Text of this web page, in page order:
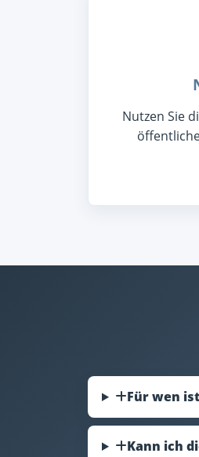
Nutzen Sie
Für wen
Kann ich